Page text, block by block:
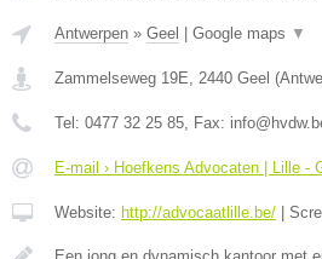
Antwerpen » Geel | Google maps ▼
Zammelseweg 19E 2440 Geel (
Tel: 0477 32 25 85 , Fax:
E-mail › Hoefkens Advocaten | Lille -
Website: http://advocaatlille.be/ |
Een jong en dynamisch kantoor met